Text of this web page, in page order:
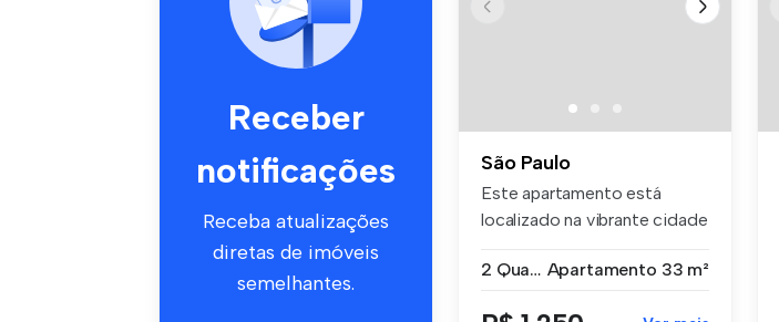
Receber
notificações
Receba atualizações
diretas de imóveis
semelhantes.
São Paulo
Este apartamento está
localizado na vibrante cidade
2 Quartos Apartamento 33 m²